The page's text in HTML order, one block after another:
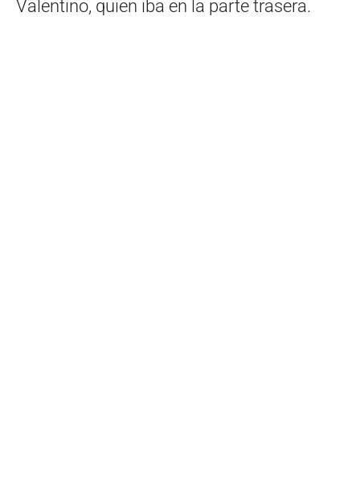
Valentino, quien iba en la parte trasera.